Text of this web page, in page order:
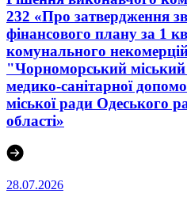
232 «Про затвердження
фінансового плану за 1
комунального
"Чорноморський міський
медико-санітарної
міської ради Одеського
області»
28.07.2026